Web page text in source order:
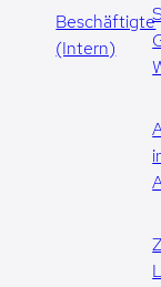
Beschäftigte
(Intern)